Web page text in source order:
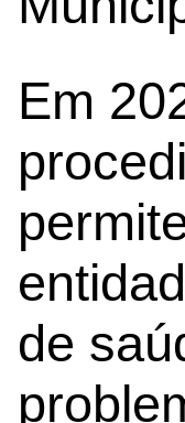
Em
de